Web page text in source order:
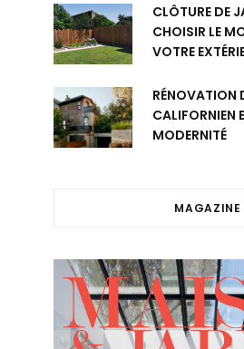
CLÔTURE DE
CHOISIR LE
VOTRE
RÉNOVATION
CALIFORNIEN
MODERNITÉ
MAGAZINE